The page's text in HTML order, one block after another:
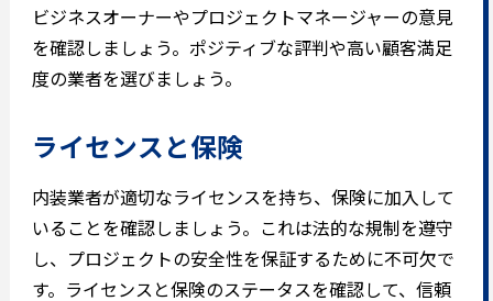
ビジネスオーナーやプロジェクトマネージャーの意見
を確認しましょう。ポジティブな評判や高い顧客満足
度の業者を選びましょう。
ライセンスと保険
内装業者が適切なライセンスを持ち、保険に加入して
いることを確認しましょう。これは法的な規制を遵守
し、プロジェクトの安全性を保証するために不可欠で
す。ライセンスと保険のステータスを確認して、信頼